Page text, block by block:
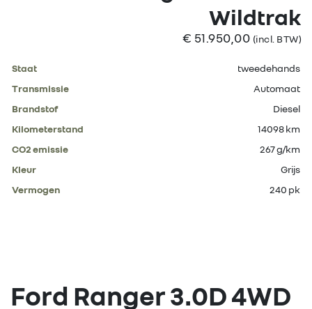
Wildtrak
€ 51.950,00 (incl. BTW)
Staat
tweedehands
Transmissie
Automaat
Brandstof
Diesel
Kilometerstand
14098 km
CO2 emissie
267 g/km
Kleur
Grijs
Vermogen
240 pk
Ford Ranger 3.0D 4WD